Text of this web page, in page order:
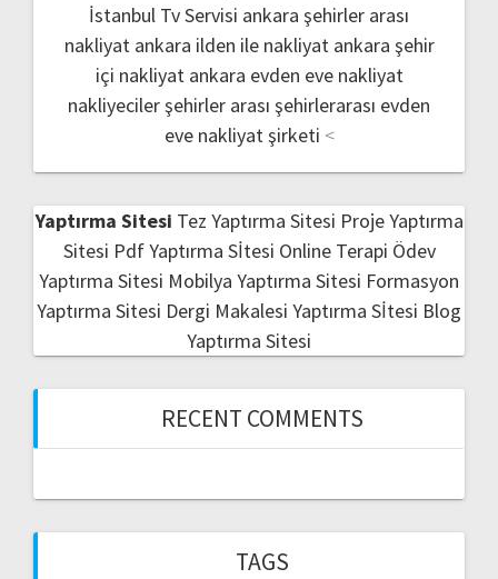
İstanbul Tv Servisi ankara şehirler arası
nakliyat ankara ilden ile nakliyat ankara şehir
içi nakliyat ankara evden eve nakliyat
nakliyeciler şehirler arası şehirlerarası evden
eve nakliyat şirketi <
Yaptırma Sitesi Tez Yaptırma Sitesi Proje Yaptırma
Sitesi Pdf Yaptırma Sİtesi Online Terapi Ödev
Yaptırma Sitesi Mobilya Yaptırma Sitesi Formasyon
Yaptırma Sitesi Dergi Makalesi Yaptırma Sİtesi Blog
Yaptırma Sitesi
RECENT COMMENTS
TAGS